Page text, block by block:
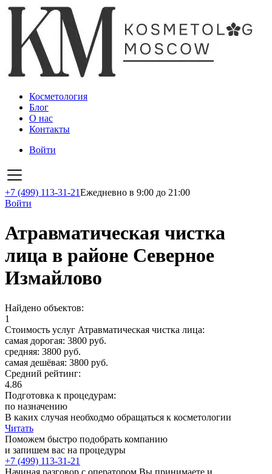
Косметология
Блог
О нас
Контакты
Войти
+7 (499) 113-31-21Ежедневно в 9:00 до 21:00
Войти
Атравматическая чистка
лица в районе Северное
Измайлово
Найдено объектов:
1
Стоимость услуг Атравматическая чистка лица:
самая дорогая: 3800 руб.
средняя: 3800 руб.
самая дешёвая: 3800 руб.
Средний рейтинг:
4.86
Подготовка к процедурам:
по назначению
В каких случая необходмо обращаться к косметологии
Читать
Поможем быстро подобрать компанию
и запишем вас на процедуры
+7 (499) 113-31-21
Начиная разговор с оператором Вы принимаете и